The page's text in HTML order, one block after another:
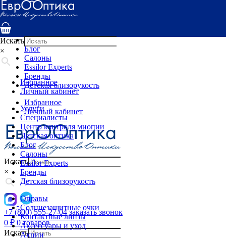
Услуги
Специалисты
Детская оптика
Блог
Салоны
Essilor Experts
Бренды
Детская близорукость
Избранное
Личный кабинет
Искать
×
+7 (800) 555-27-04 заказать звонок
0 ₽ 0 товаров
Искать
Искать
×
Избранное
Личный кабинет
Услуги
Специалисты
Центр контроля миопии
Детская оптика
Блог
Салоны
Essilor Experts
Бренды
Детская близорукость
Оправы
Солнцезащитные очки
Контактные линзы
Аксессуары и уход
Акции